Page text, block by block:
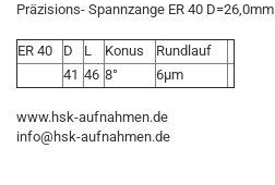
Präzisions- Spannzange ER 40 D=26,0mm
ER 40 D L Konus
Rundlauf
41 46 8° 6µm
www.hsk-aufnahmen.de
info@hsk-aufnahmen.de